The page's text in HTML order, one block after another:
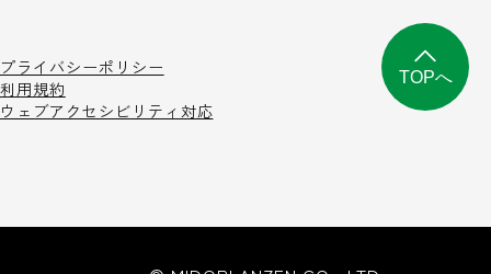
プライバシーポリシー
利用規約
ウェブアクセシビリティ対応
TOPへ